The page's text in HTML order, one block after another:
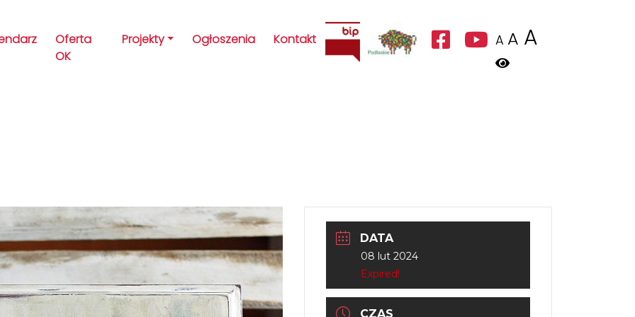
Oferta
OK
Projekty Ogłoszenia Kontakt A A A
DATA
08 lut 2024
Expired!
CZAS